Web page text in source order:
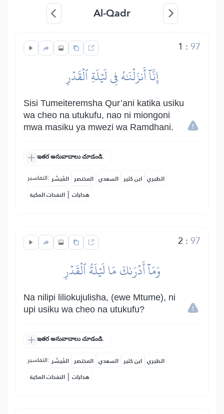
Al-Qadr
1 :97
إِنَّآ أَنزَلۡنَٰهُ فِي لَيۡلَةِ ٱلۡقَدۡرِ
Sisi Tumeiteremsha Qur’ani katika usiku
wa cheo na utukufu, nao ni miongoni
mwa masiku ya mwezi wa Ramdhani.
ఇతర అనువాదాలు చూడండి.
التفاسير: المُيسَّر المختصر السعدي ابن كثير الطبري
النفحات المكية | هدايات
2 :97
وَمَآ أَدۡرَىٰكَ مَا لَيۡلَةُ ٱلۡقَدۡرِ
Na nilipi liliokujulisha, (ewe Mtume), ni
upi usiku wa cheo na utukufu?
ఇతర అనువాదాలు చూడండి.
التفاسير: المُيسَّر المختصر السعدي ابن كثير الطبري
النفحات المكية | هدايات